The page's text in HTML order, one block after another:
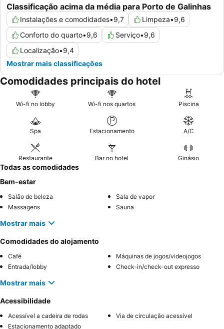
Classificação acima da média para Porto de Galinhas
Instalações e comodidades•9,7 Limpeza•9,6
Conforto do quarto•9,6 Serviço•9,6
Localização•9,4
Mostrar mais classificações
Comodidades principais do hotel
Wi-fi no lobby Wi-fi nos quartos Piscina
Spa Estacionamento A/C
Restaurante Bar no hotel Ginásio
Todas as comodidades
Bem-estar
Salão de beleza
Sala de vapor
Massagens
Sauna
Mostrar mais
Comodidades do alojamento
Café
Máquinas de jogos/videojogos
Entrada/lobby
Check-in/check-out expresso
Mostrar mais
Acessibilidade
Acessível a cadeira de rodas
Via de circulação acessível
Estacionamento adaptado